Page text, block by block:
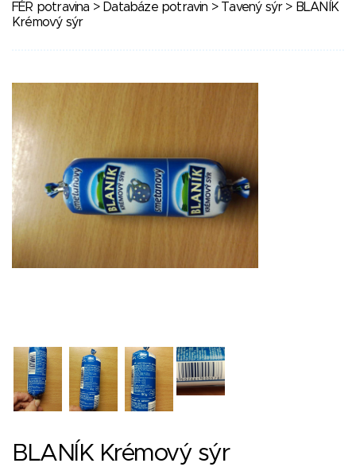
FÉR potravina > Databáze potravin > Tavený sýr> BLANÍK
Krémový sýr
BLANÍK Krémový sýr